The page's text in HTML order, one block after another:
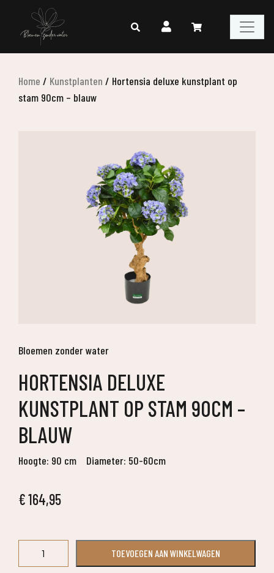
Home / Kunstplanten / Hortensia deluxe kunstplant op
stam 90cm – blauw
Bloemen zonder water
HORTENSIA DELUXE
KUNSTPLANT OP STAM 90CM –
BLAUW
Hoogte: 90 cm Diameter: 50-60cm
€164,95
deluxe
TOEVOEGEN AAN WINKELWAGEN